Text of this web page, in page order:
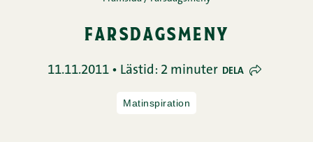
farsdagsmeny
11.11.2011 • Lästid: 2 minuter DELA
Matinspiration